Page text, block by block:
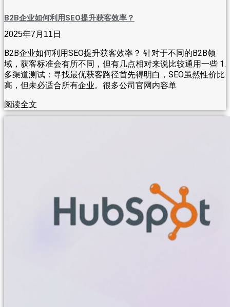
B2B企业如何利用SEO提升获客效率？
2025年7月11日
B2B企业如何利用SEO提升获客效率？ 针对于不同的B2B领
域，获客标准会有所不同，但有几点相对来说比较通用一些 1.
多渠道测试：寻找最优获客路径首先得明白，SEO虽然性价比
高，但未必适合所有企业。很多公司官网内容单
阅读全文